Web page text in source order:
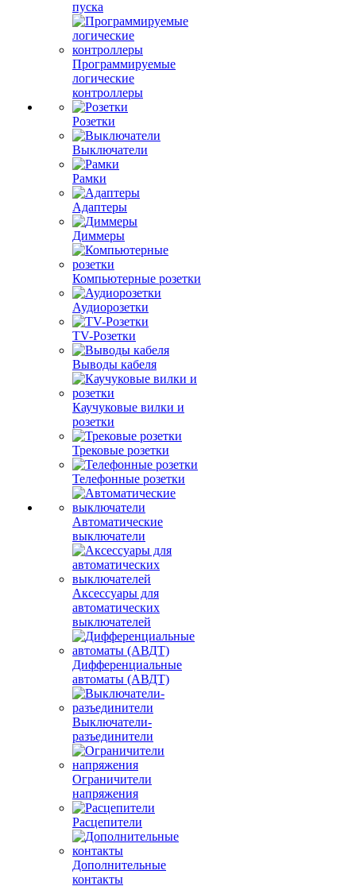
пуска
Программируемые
логические
контроллеры
Розетки
Выключатели
Рамки
Адаптеры
Диммеры
Компьютерные розетки
Аудиорозетки
TV-Розетки
Выводы кабеля
Каучуковые вилки и
розетки
Трековые розетки
Телефонные розетки
Автоматические
выключатели
Аксессуары для
автоматических
выключателей
Дифференциальные
автоматы (АВДТ)
Выключатели-
разъединители
Ограничители
напряжения
Расцепители
Дополнительные
контакты